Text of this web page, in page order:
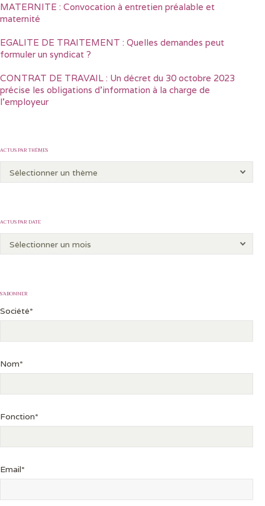
MATERNITE : Convocation à entretien préalable et
maternité
EGALITE DE TRAITEMENT : Quelles demandes peut
formuler un syndicat ?
CONTRAT DE TRAVAIL : Un décret du 30 octobre 2023
précise les obligations d’information à la charge de
l’employeur
ACTUS PAR THÈMES
ACTUS PAR DATE
S’ABONNER
Société*
Nom*
Fonction*
Email*